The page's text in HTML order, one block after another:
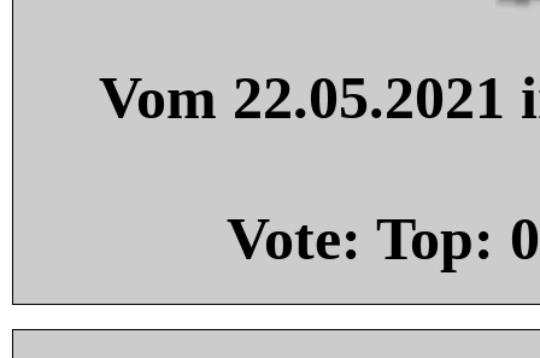
Vom
Vote: Top: 0